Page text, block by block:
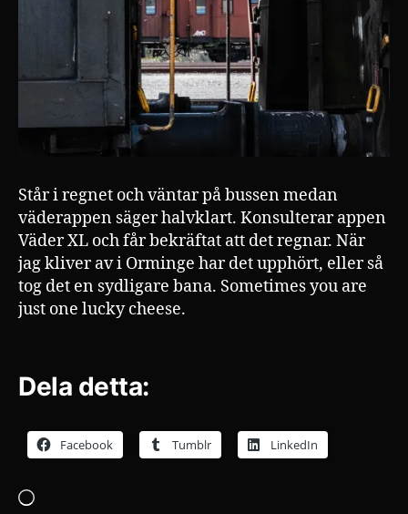
Står i regnet och väntar på bussen medan
väderappen säger halvklart. Konsulterar appen
Väder XL och får bekräftat att det regnar. När
jag kliver av i Orminge har det upphört, eller så
tog det en sydligare bana. Sometimes you are
just one lucky cheese.
Dela detta:
Facebook Tumblr LinkedIn